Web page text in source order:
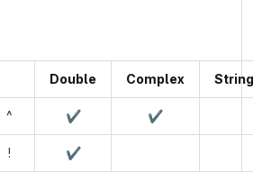
Double Complex String
^ ✔️ ✔️
! ✔️